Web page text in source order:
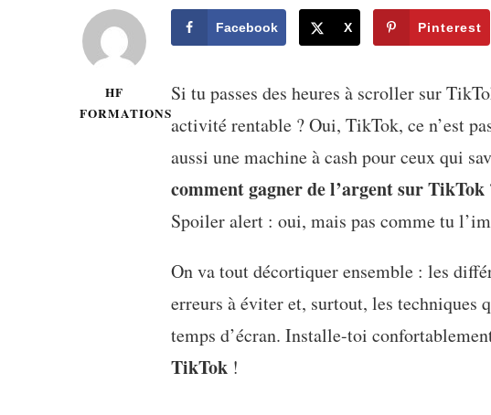
HF
FORMATIONS
Facebook X Pinterest
Si tu passes des heures à scroller sur
activité rentable ? Oui, TikTok, ce n’est
aussi une machine à cash pour ceux qui
comment gagner de l’argent sur TikTok
Spoiler alert : oui, mais pas comme tu
On va tout décortiquer ensemble : les
erreurs à éviter et, surtout, les
temps d’écran. Installe-toi
TikTok !